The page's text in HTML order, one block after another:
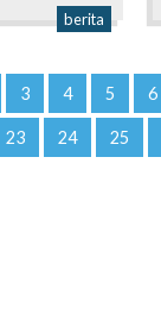
berita
3 4 5 6
23 24 25